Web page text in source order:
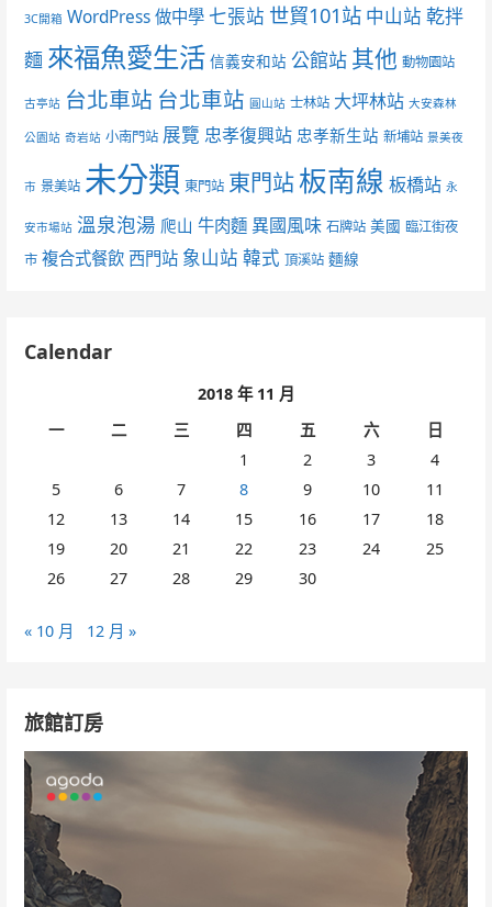
3C開箱 WordPress 做中學 七張站 世貿101站 中山站 乾拌
麵 來福魚愛生活 信義安和站 公館站 其他 動物園站
古亭站 台北車站 台北車站 圓山站 士林站 大坪林站 大安森林
公園站 奇岩站 小南門站 展覽 忠孝復興站 忠孝新生站 新埔站 景美夜
市 景美站 未分類 東門站 東門站板南線 板橋站 永
安市場站 溫泉泡湯 爬山 牛肉麵 異國風味 石牌站 美國 臨江街夜
市 複合式餐飲 西門站 象山站 韓式 頂溪站 麵線
Calendar
2018 年 11 月
一
二 三 四 五 六
日
1
2 3
4
5
6 7 8 9 10
11
12
13 14 15 16 17
18
19
20 21 22 23 24
25
26
27 28 29 30
« 10 月 12 月 »
旅館訂房